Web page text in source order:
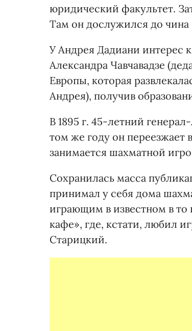
юридический факультет.
Там он дослужился до чина
У Андрея Дадиани интерес
Александра Чавчавадзе
Европы, которая
Андрея), получив
В 1895 г. 45-летний
том же году он переезжает
занимается шахматной
Сохранилась масса
принимал у себя дома
играющим в известном в
кафе», где, кстати, любил
Старицкий.